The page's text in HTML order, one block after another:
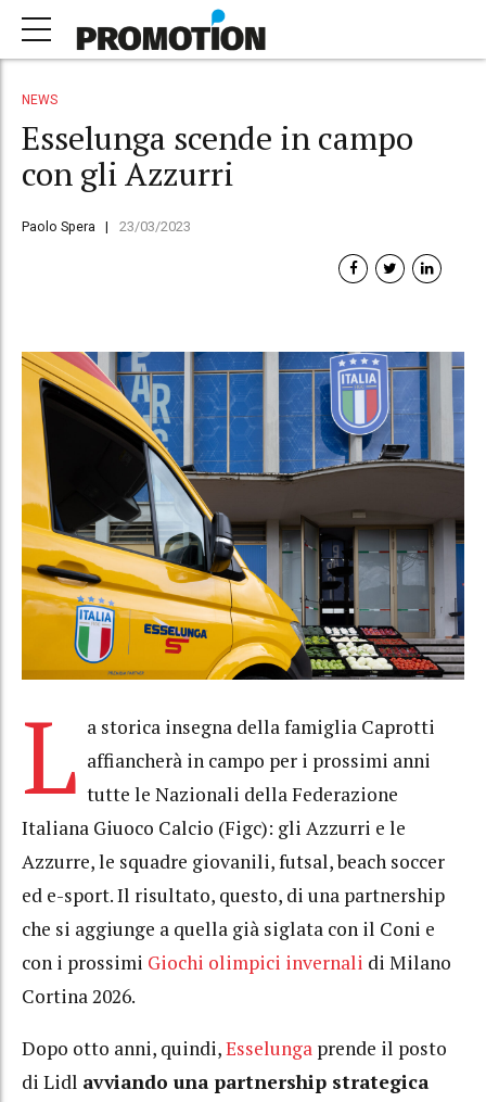
NEWS
Esselunga scende in campo
con gli Azzurri
Paolo Spera 23/03/2023
L a storica insegna della famiglia Caprotti
affiancherà in campo per i prossimi anni
tutte le Nazionali della Federazione
Italiana Giuoco Calcio (Figc): gli Azzurri e le
Azzurre, le squadre giovanili, futsal, beach soccer
ed e-sport. Il risultato, questo, di una partnership
che si aggiunge a quella già siglata con il Coni e
con i prossimi Giochi olimpici invernali di Milano
Cortina 2026.
Dopo otto anni, quindi,Esselunga prende il posto
di Lidl avviando una partnership strategica